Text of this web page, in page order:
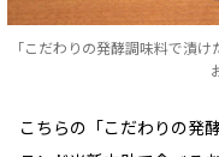
「こだわりの発酵調味料で漬
こちらの「こだわりの発